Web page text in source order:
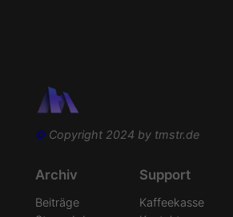
© Copyright 2024 by tmstr.de
Archiv
Beiträge
Support
Kaffeekasse